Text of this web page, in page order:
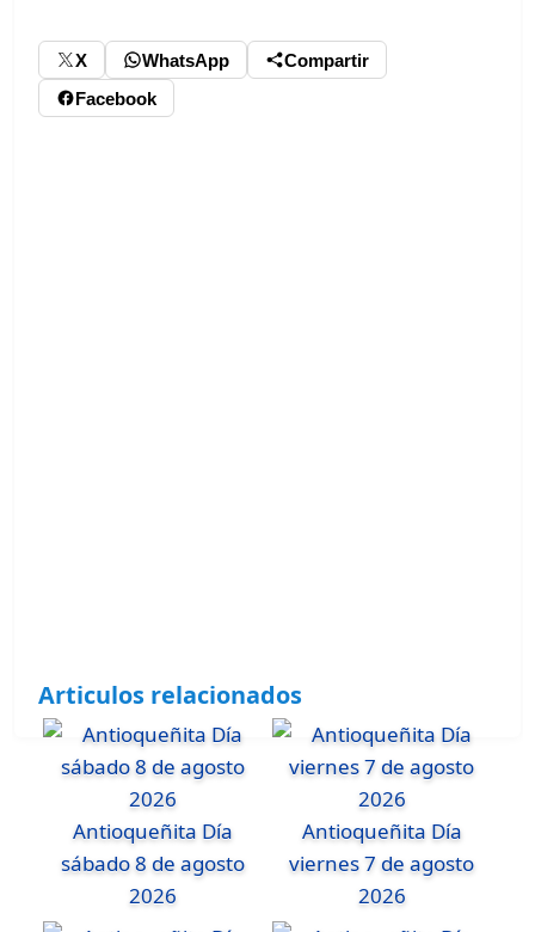
X WhatsApp
Compartir
Facebook
Articulos relacionados
Antioqueñita Día
sábado 8 de agosto
2026
Antioqueñita Día
viernes 7 de agosto
2026